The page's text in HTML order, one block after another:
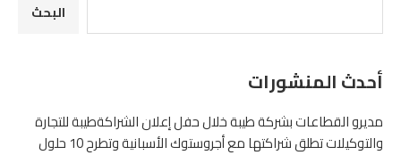
البحث
أحدث المنشورات
مديرو القطاعات بشركة طيبة خلال حفل إعلان الشراكةطيبة للتجارة
والتوكيلات تطلق شراكتها مع أجروستوك الأسبانية وتطرح 10 حلول